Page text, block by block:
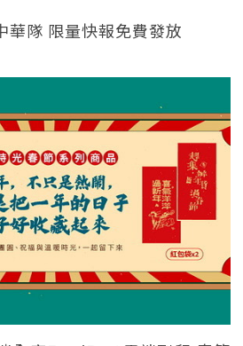
華隊 限量快報免費發放